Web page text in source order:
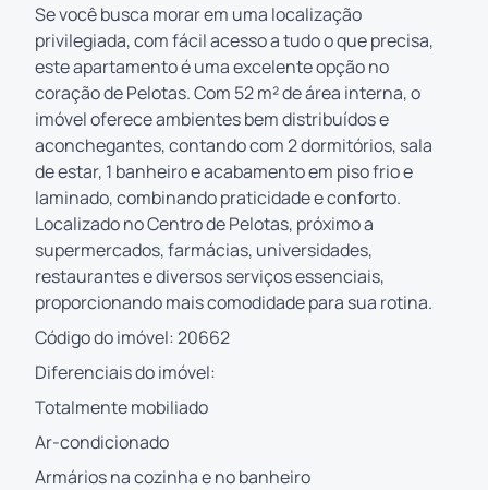
Se você busca morar em uma localização
privilegiada, com fácil acesso a tudo o que precisa,
este apartamento é uma excelente opção no
coração de Pelotas. Com 52 m² de área interna, o
imóvel oferece ambientes bem distribuídos e
aconchegantes, contando com 2 dormitórios, sala
de estar, 1 banheiro e acabamento em piso frio e
laminado, combinando praticidade e conforto.
Localizado no Centro de Pelotas, próximo a
supermercados, farmácias, universidades,
restaurantes e diversos serviços essenciais,
proporcionando mais comodidade para sua rotina.
Código do imóvel: 20662
Diferenciais do imóvel:
Totalmente mobiliado
Ar-condicionado
Armários na cozinha e no banheiro